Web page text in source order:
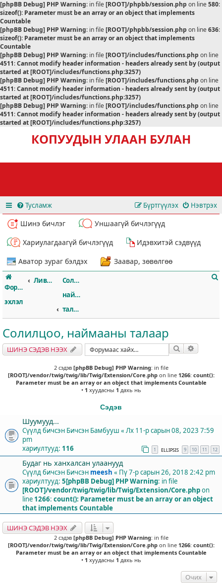
[phpBB Debug] PHP Warning: in file[ROOT]/phpbb/session.php on line580:
sizeof(): Parameter must be an array or an object that implements
Countable
[phpBB Debug] PHP Warning: in file[ROOT]/phpbb/session.php on line636:
sizeof(): Parameter must be an array or an object that implements
Countable
[phpBB Debug] PHP Warning: in file[ROOT]/includes/functions.php on line
4511:Cannot modify header information - headers already sent by (output
started at [ROOT]/includes/functions.php:3257)
[phpBB Debug] PHP Warning: in file[ROOT]/includes/functions.php on line
4511:Cannot modify header information - headers already sent by (output
started at [ROOT]/includes/functions.php:3257)
[phpBB Debug] PHP Warning: in file[ROOT]/includes/functions.php on line
4511:Cannot modify header information - headers already sent by (output
started at [ROOT]/includes/functions.php:3257)
КОПУУДЫН УЛААН БУЛАН
Тусламж Нэвтрэх
Бүртгүүлэх
Шинэ бичлэг
Уншаагүй бичлэгүүд
Хариулагдаагүй бичлэгүүд
Идэвхитэй сэдвүүд
Аватор зураг бэлдэх
Заавар, зөвөлгөө
Форумын
эхлэл
Ливэрпүүл
Солилцоо,
наймааны
талаар
Солилцоо, наймааны талаар
ШИНЭ СЭДЭВ НЭЭХ Хайлт
2 сэдэв [phpBB Debug] PHP Warning: in file
[ROOT]/vendor/twig/twig/lib/Twig/Extension/Core.phpon line 1266: count():
Parameter must be an array or an object that implements Countable
• 1 хуудасны 1 дахь нь
Сэдэв
Шуумууд...
Сүүлд бичсэн Бичсэн Бамбууш « Лх 11-р сарын 08, 2023 7:59
pm
хариултууд: 116 1 ELLIPSIS 9 10 11 12
Будаг нь ханхалсан улаанууд
Сүүлд бичсэн Бичсэн meesh « Пү 7-р сарын 26, 2018 2:42 pm
хариултууд: 5[phpBB Debug] PHP Warning: in file
[ROOT]/vendor/twig/twig/lib/Twig/Extension/Core.phpon
line 1266: count(): Parameter must be an array or an object
that implements Countable
ШИНЭ СЭДЭВ НЭЭХ
2 сэдэв [phpBB Debug] PHP Warning: in file
[ROOT]/vendor/twig/twig/lib/Twig/Extension/Core.phpon line 1266: count():
Parameter must be an array or an object that implements Countable
• 1 хуудасны 1 дахь нь
Очих